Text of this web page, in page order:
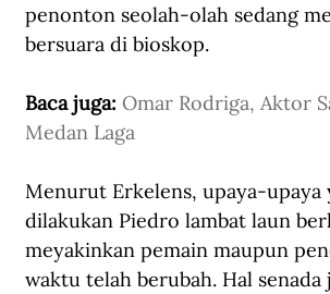
penonton seolah-olah sedang
bersuara di bioskop.
Baca juga: Omar Rodriga, Aktor
Medan Laga
Menurut Erkelens, upaya-upaya
dilakukan Piedro lambat laun
meyakinkan pemain maupun
waktu telah berubah. Hal senada